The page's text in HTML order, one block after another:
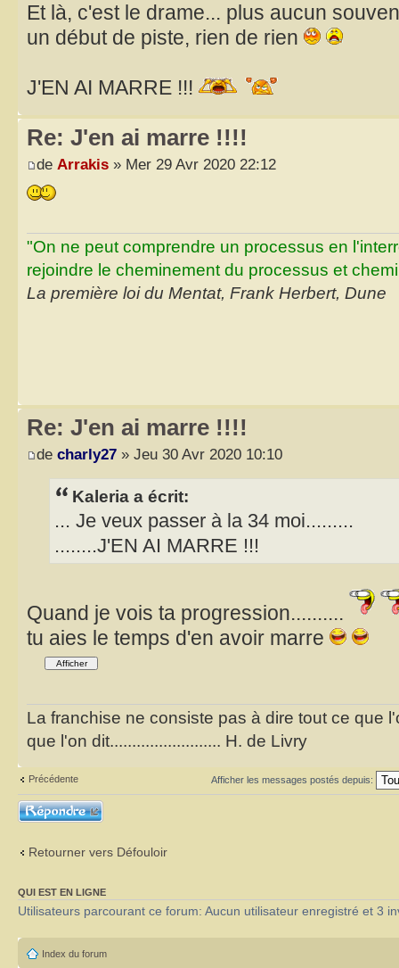
Et là, c'est le drame... plus aucun
un début de piste, rien de rien
J'EN AI MARRE !!!
Re: J'en ai marre !!!!
de Arrakis » Mer 29 Avr 2020 22:12
"On ne peut comprendre un processus en
rejoindre le cheminement du processus et
La première loi du Mentat, Frank Herbert, Dune
Re: J'en ai marre !!!!
de charly27 » Jeu 30 Avr 2020 10:10
Kaleria a écrit:
... Je veux passer à la 34 moi.........
........J'EN AI MARRE !!!
Quand je vois ta progression..........
tu aies le temps d'en avoir marre
La franchise ne consiste pas à dire tout ce que
que l'on dit......................... H. de Livry
Précédente Afficher les messages postés depuis:
Répondre
Retourner vers Défouloir
QUI EST EN LIGNE
Utilisateurs parcourant ce forum: Aucun utilisateur enregistré et 3
Index du forum